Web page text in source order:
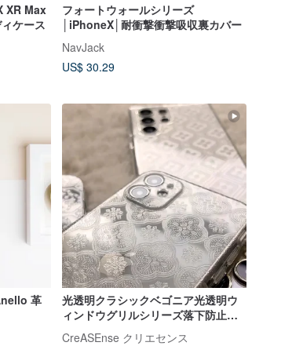
XR Max
ケース
フォートウォールシリーズ
│iPhoneX│耐衝撃衝撃吸収裏カバー
NavJack
US$ 30.29
革
光透明クラシックベゴニア光透明ウ
ィンドウグリルシリーズ落下防止携
帯電話ケース CSBM01
CreASEnse クリエセンス